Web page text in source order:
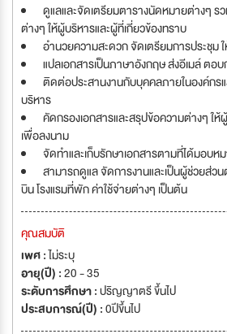
ดูแลและจัดเตรียมตารางนัดหมายต่างๆ
ต่างๆ ให้ผู้บริหารและผู้ที่เกี่ยวข้องทราบ
อำนวยความสะดวก จัดเตรียมการประชุม
แปลเอกสารเป็นภาษาอังกฤษ ส่งอีเมล์ ต
ติดต่อประสานงานกับบุคคลภายในองค์กร
บริหาร
คัดกรองเอกสารและสรุปข้อความต่างๆ ใ
เพื่อลงนาม
จัดทำและเก็บรักษาเอกสารตามที่ได้มอบห
สามารถดูแล จัดการงานและเป็นผู้ช่วยส่ว
บิน โรงแรมที่พัก ค่าใช้จ่ายต่างๆ เป็นต้น
คุณสมบัติ
เพศ :ไม่ระบุ
อายุ(ปี) :20 - 35
ระดับการศึกษา :ปริญญาตรี ขึ้นไป
ประสบการณ์(ปี) :0ปีขึ้นไป